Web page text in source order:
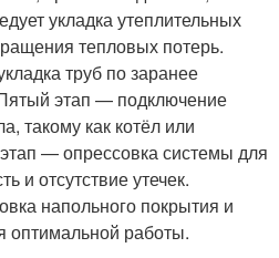
укладка утеплительных
тепловых потерь.
труб по заранее
этап — подключение
такому как котёл или
— опрессовка системы для
и отсутствие утечек.
напольного покрытия и
оптимальной работы.